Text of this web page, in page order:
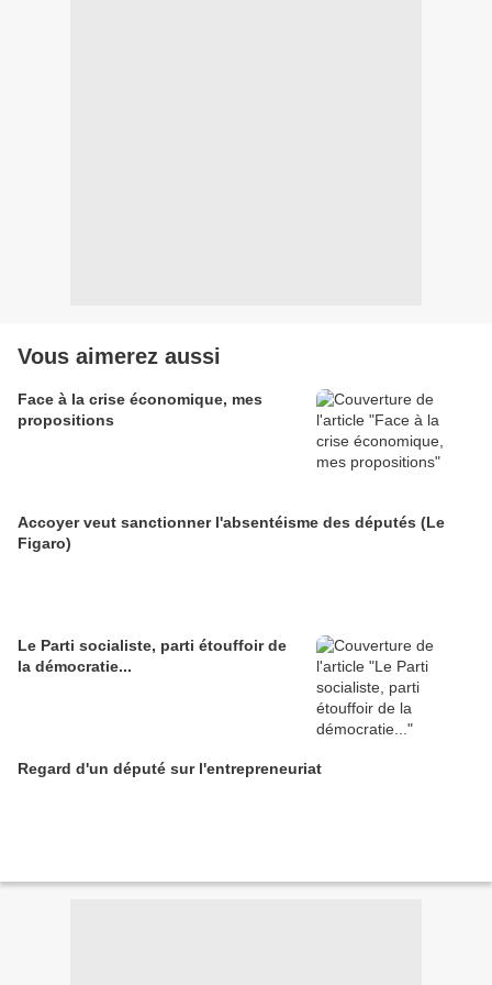
Vous aimerez aussi
Face à la crise économique, mes
propositions
Accoyer veut sanctionner l'absentéisme des députés (Le
Figaro)
Le Parti socialiste, parti étouffoir de
la démocratie...
Regard d'un député sur l'entrepreneuriat